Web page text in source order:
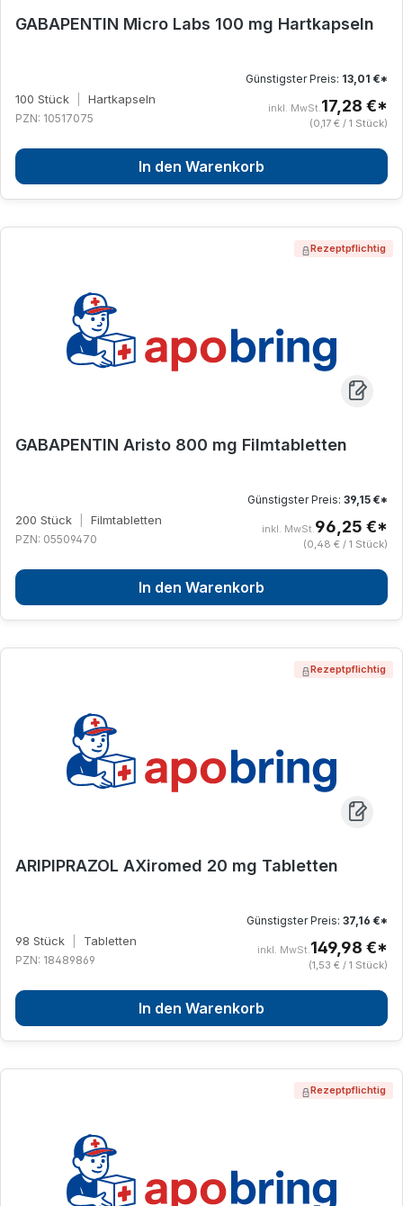
GABAPENTIN Micro Labs 100 mg Hartkapseln
100 Stück Hartkapseln
PZN: 10517075
Günstigster Preis: 13,01 €*
inkl. MwSt.17,28 €*
(0,17 € / 1 Stück)
In den Warenkorb
Rezeptpflichtig
GABAPENTIN Aristo 800 mg Filmtabletten
200 Stück Filmtabletten
PZN: 05509470
Günstigster Preis: 39,15 €*
inkl. MwSt.96,25 €*
(0,48 € / 1 Stück)
In den Warenkorb
Rezeptpflichtig
ARIPIPRAZOL AXiromed 20 mg Tabletten
98 Stück Tabletten
PZN: 18489869
Günstigster Preis: 37,16 €*
inkl. MwSt.149,98 €*
(1,53 € / 1 Stück)
In den Warenkorb
Rezeptpflichtig